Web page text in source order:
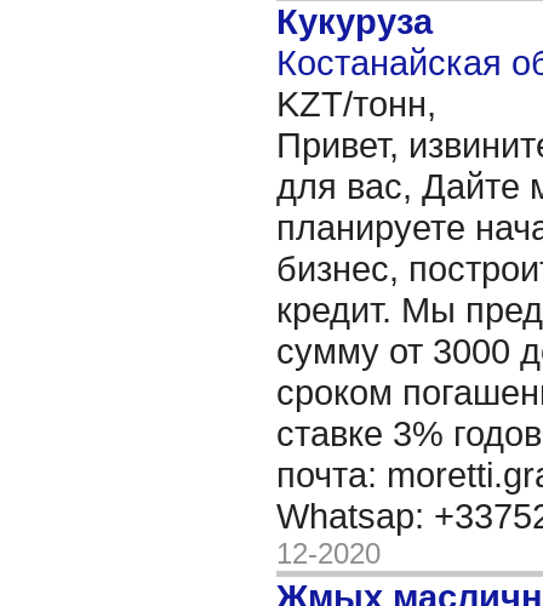
Кукуруза
Костанайская
KZT/тонн,
Привет,
для вас, Дайте
планируете
бизнес,
кредит. Мы
сумму от 3000
сроком
ставке 3%
почта:
Whatsap:
12-2020
Жмых